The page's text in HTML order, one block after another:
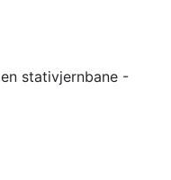
stativjernbane -